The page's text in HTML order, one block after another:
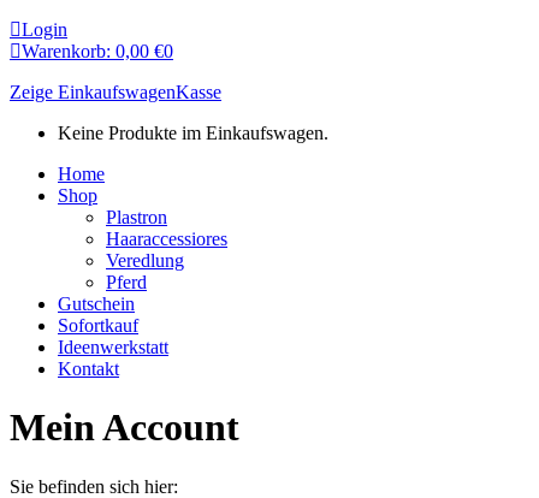
Login
Warenkorb: 0,00 €0
Zeige EinkaufswagenKasse
Keine Produkte im Einkaufswagen.
Home
Shop
Plastron
Haaraccessiores
Veredlung
Pferd
Gutschein
Sofortkauf
Ideenwerkstatt
Kontakt
Mein Account
Sie befinden sich hier: